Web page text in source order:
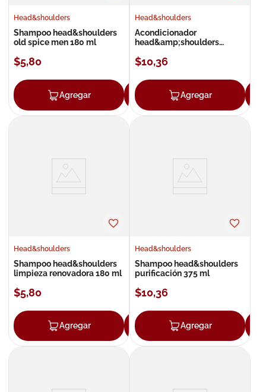
Head&shoulders
Shampoo head&shoulders
old spice men 180 ml
$5,80
Agregar Agregar
Head&shoulders
Acondicionador
head&amp;shoulders
$10,36
Agregar
Head&shoulders
Shampoo head&shoulders
limpieza renovadora 180 ml
$5,80
Agregar Agregar
Head&shoulders
Shampoo head&shoulders
purificación 375 ml
$10,36
Agregar